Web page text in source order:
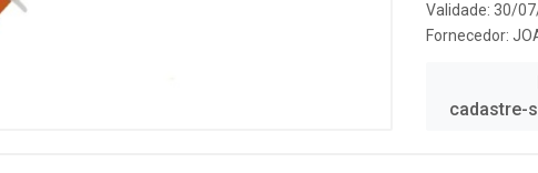
Validade: 30/
Fornecedor:
cadastre-